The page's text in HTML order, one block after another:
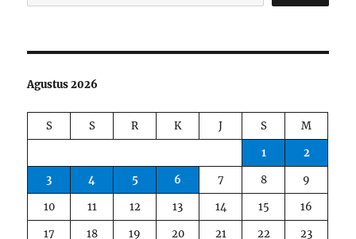
Agustus 2026
S S R K J S
M
1
2
3
4 5 6 7 8
9
10
11 12 13 14 15
16
17
18 19 20 21 22
23